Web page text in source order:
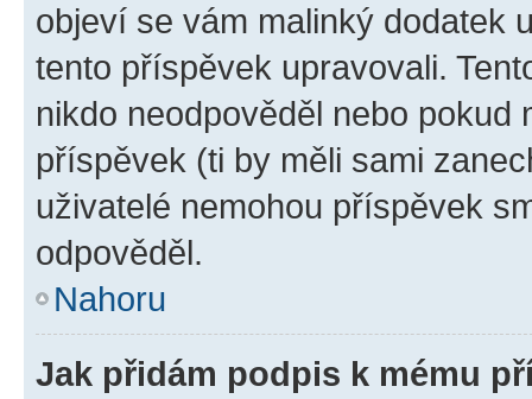
objeví se vám malinký dodatek
tento příspěvek upravovali.
nikdo neodpověděl nebo pokud
příspěvek (ti by měli sami
uživatelé nemohou příspěvek
odpověděl.
Nahoru
Jak přidám podpis k mému